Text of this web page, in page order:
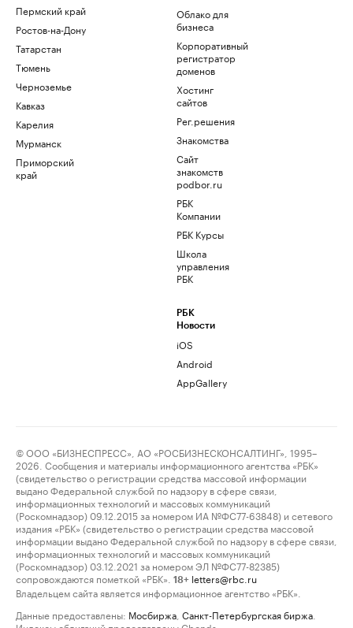
Пермский край
Ростов-на-Дону
Татарстан
Тюмень
Черноземье
Кавказ
Карелия
Мурманск
Приморский
край
Облако для
бизнеса
Корпоративный
регистратор
доменов
Хостинг
сайтов
Рег.решения
Знакомства
Сайт
знакомств
podbor.ru
РБК
Компании
РБК Курсы
Школа
управления
РБК
РБК
Новости
iOS
Android
AppGallery
© ООО «БИЗНЕСПРЕСС», АО «РОСБИЗНЕСКОНСАЛТИНГ», 1995–
2026. Сообщения и материалы информационного агентства «РБК»
(свидетельство о регистрации средства массовой информации
выдано Федеральной службой по надзору в сфере связи,
информационных технологий и массовых коммуникаций
(Роскомнадзор) 09.12.2015 за номером ИА №ФС77-63848) и сетевого
издания «РБК» (свидетельство о регистрации средства массовой
информации выдано Федеральной службой по надзору в сфере связи,
информационных технологий и массовых коммуникаций
(Роскомнадзор) 03.12.2021 за номером ЭЛ №ФС77-82385)
сопровождаются пометкой «РБК».
18+ letters@rbc.ru
Владельцем сайта является информационное агентство «РБК».
Данные предоставлены: Мосбиржа Санкт-Петербургская биржа